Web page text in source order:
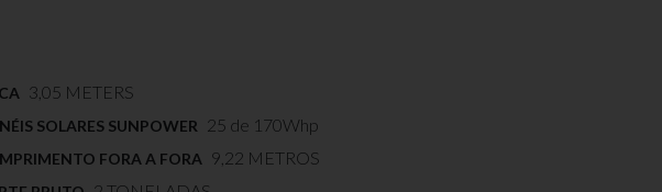
3,05 METERS
SOLARES SUNPOWER 25 de 170Whp
FORA A FORA 9,22 METROS